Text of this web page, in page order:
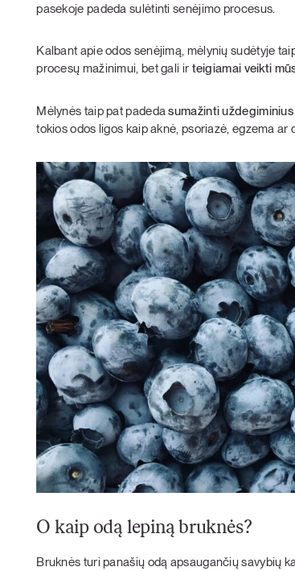
pasekoje padeda sulėtinti senėjimo procesus.
Kalbant apie odos senėjimą, mėlynių sudėtyje
procesų mažinimui, bet gali ir teigiamai veikti
Mėlynės taip pat padeda sumažinti
tokios odos ligos kaip aknė, psoriazė, egzema ar
O kaip odą lepiną bruknės?
Bruknės turi panašių odą apsaugančių savybių